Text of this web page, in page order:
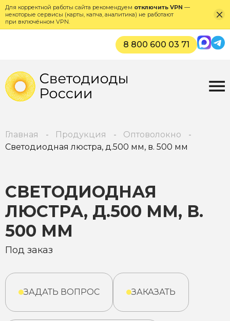
Для корректной работы сайта рекомендуем отключить VPN —
некоторые сервисы (карты, капча, аналитика) не работают
при включённом VPN.
8 800 600 03 71 Max
Главная Продукция
Оптоволокно
Светодиодная люстра, д.500 мм, в. 500 мм
СВЕТОДИОДНАЯ
ЛЮСТРА, Д.500 ММ, В.
500 ММ
Под заказ
ЗАДАТЬ ВОПРОС ЗАКАЗАТЬ